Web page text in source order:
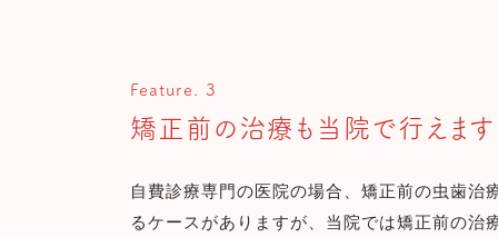
Feature. 3
矯正前の治療も当院で行えます
自費診療専門の医院の場合、矯正前の虫歯治
るケースがありますが、当院では矯正前の治